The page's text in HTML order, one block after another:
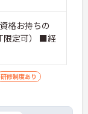
格お持ちの
限定可） ■経
研修制度あり